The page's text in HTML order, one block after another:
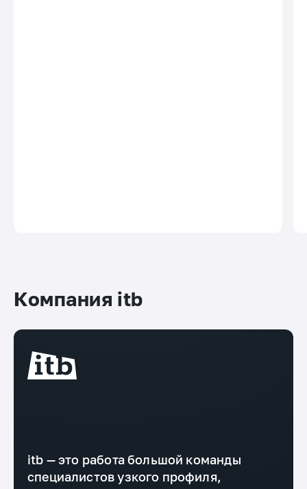
Компания itb
itb — это работа большой команды
специалистов узкого профиля,